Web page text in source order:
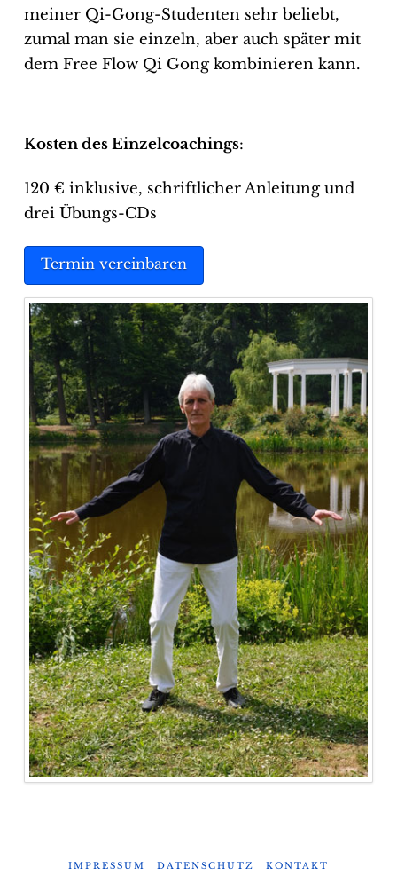
meiner Qi-Gong-Studenten sehr beliebt,
zumal man sie einzeln, aber auch später mit
dem Free Flow Qi Gong kombinieren kann.
Kosten des Einzelcoachings:
120 € inklusive, schriftlicher Anleitung und
drei Übungs-CDs
Termin vereinbaren
IMPRESSUM DATENSCHUTZ KONTAKT